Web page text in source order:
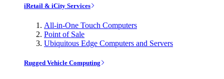
iRetail & iCity Services
All-in-One Touch Computers
Point of Sale
Ubiquitous Edge Computers and Servers
Rugged Vehicle Computing